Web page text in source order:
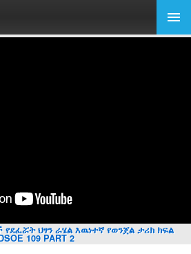
ህፃን ራሄል እዉነተኛ የወንጀል ታሪክ ክፍል
109 PART 2